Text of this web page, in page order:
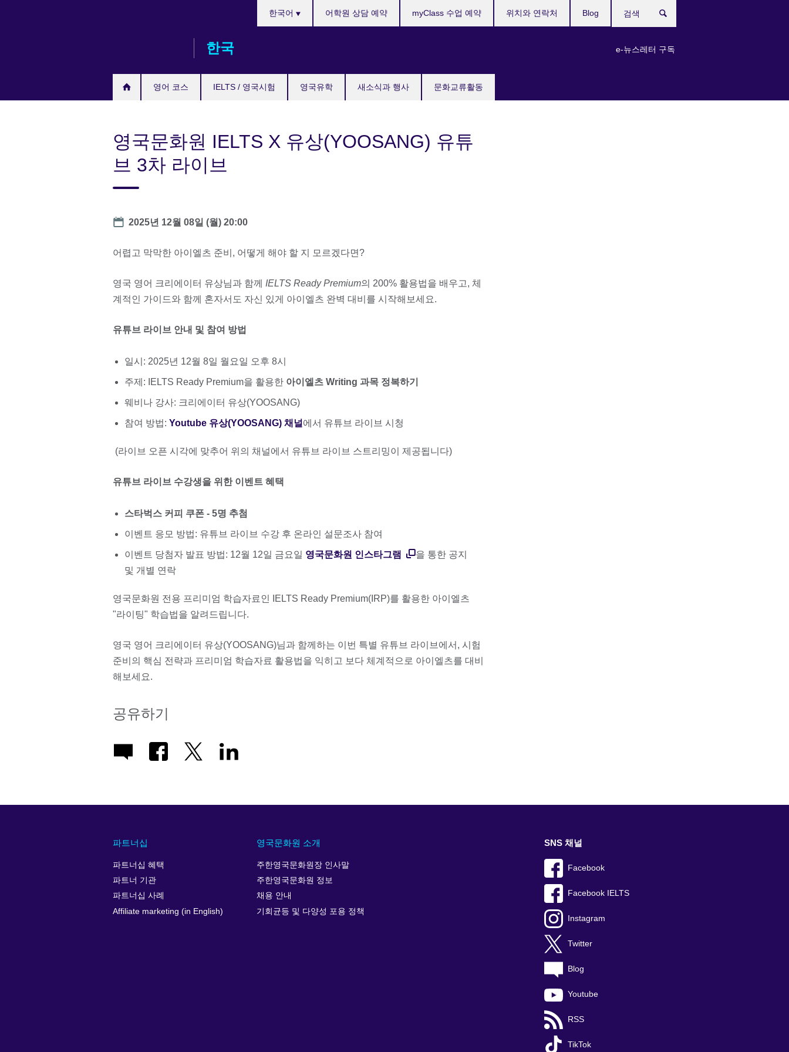
한국
영어 코스 IELTS / 영국시험 영국유학 새소식과 행사 문화교류활동
Languages
한국어
e-뉴스레터 구독
어학원 상담 예약 myClass 수업 예약 위치와 연락처 Blog
색
영국문화원 IELTS X 유상(YOOSANG) 유튜
브 3차 라이브
Date
2025년 12월 08일 (월) 20:00
어렵고 막막한 아이엘츠 준비, 어떻게 해야 할 지 모르겠다면?
영국 영어 크리에이터 유상님과 함께 IELTS Ready Premium의 200% 활용법을 배우고, 체
계적인 가이드와 함께 혼자서도 자신 있게 아이엘츠 완벽 대비를 시작해보세요.
유튜브 라이브 안내 및 참여 방법
일시: 2025년 12월 8일 월요일 오후 8시
주제: IELTS Ready Premium을 활용한 아이엘츠 Writing 과목 정복하기
웨비나 강사: 크리에이터 유상(YOOSANG)
참여 방법: Youtube 유상(YOOSANG) 채널 에서 유튜브 라이브 시청
(라이브 오픈 시각에 맞추어 위의 채널에서 유튜브 라이브 스트리밍이 제공됩니다)
유튜브 라이브 수강생을 위한 이벤트 혜택
스타벅스 커피 쿠폰 - 5명 추첨
이벤트 응모 방법: 유튜브 라이브 수강 후 온라인 설문조사 참여
이벤트 당첨자 발표 방법: 12월 12일 금요일 영국문화원 인스타그램
을 통한 공지
및 개별 연락
영국문화원 전용 프리미엄 학습자료인 IELTS Ready Premium(IRP)를 활용한 아이엘츠
"라이팅" 학습법을 알려드립니다.
영국 영어 크리에이터 유상(YOOSANG)님과 함께하는 이번 특별 유튜브 라이브에서, 시험
준비의 핵심 전략과 프리미엄 학습자료 활용법을 익히고 보다 체계적으로 아이엘츠를 대비
해보세요.
공유하기
파트너십
파트너십 혜택
파트너 기관
파트너십 사례
Affiliate marketing (in English)
영국문화원 소개
주한영국문화원장 인사말
주한영국문화원 정보
채용 안내
기회균등 및 다양성 포용 정책
SNS 채널
Facebook
Facebook IELTS
Instagram
Twitter
Blog
Youtube
RSS
TikTok